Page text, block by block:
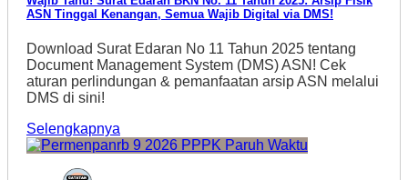
ASN Tinggal Kenangan, Semua Wajib Digital via DMS!
Download Surat Edaran No 11 Tahun 2025 tentang
Document Management System (DMS) ASN! Cek
aturan perlindungan & pemanfaatan arsip ASN melalui
DMS di sini!
Selengkapnya